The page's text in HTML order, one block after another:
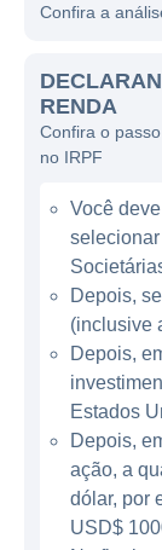
horizontal,
formações
Marcellus,
O foco da
um
fósseis,
emissões
empresa
demanda
geração
Confira a
RENDA
Confira o
no IRPF
Você
Depois,
(inclusive
Depois,
Estados
Depois,
ação, a
dólar, por
USD$